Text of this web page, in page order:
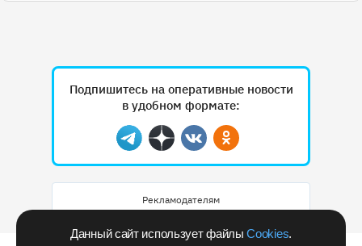
Данный сайт использует файлыCookies.
Подпишитесь на оперативные новости
в удобном формате:
Telegram
ДзенВконтактеОдноклассники
Рекламодателям